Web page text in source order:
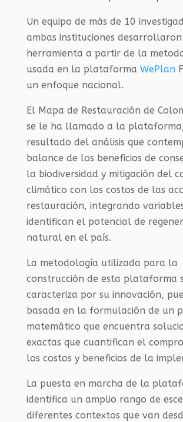
Un equipo de más de 10
ambas instituciones
herramienta a partir de la
usada en la plataforma WePlan
un enfoque nacional.
El Mapa de Restauración de
se le ha llamado a la
resultado del análisis que
balance de los beneficios de
la biodiversidad y mitigación del
climático con los costos de las
restauración, integrando
identifican el potencial de
natural en el país.
La metodología utilizada para la
construcción de esta plataforma
caracteriza por su innovación,
basada en la formulación de un
matemático que encuentra
exactas que cuantifican el
los costos y beneficios de la
La puesta en marcha de la
identifica un amplio rango de
diferentes contextos que van